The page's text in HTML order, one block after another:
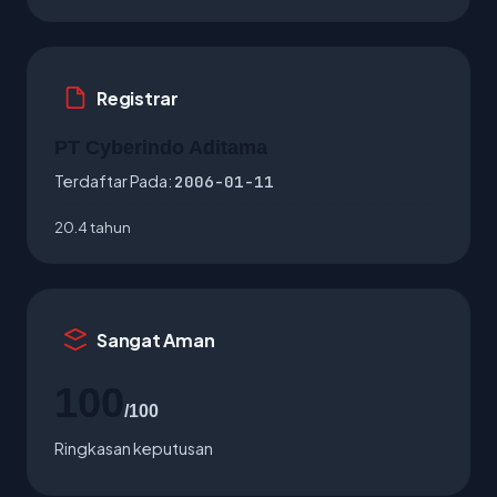
Registrar
Terdaftar Pada: 2006-01-11
20.4 tahun
Sangat Aman
/100
Ringkasan keputusan